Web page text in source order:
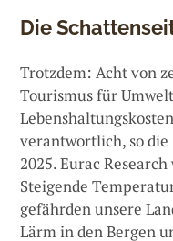
Die
Trotzdem: Acht von
Tourismus für
verantwortlich, so die
2025. Eurac
Steigende
gefährden unsere
Lärm in den Bergen